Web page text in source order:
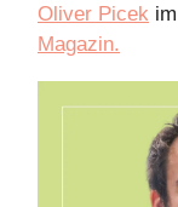
Oliver Picek
Magazin.